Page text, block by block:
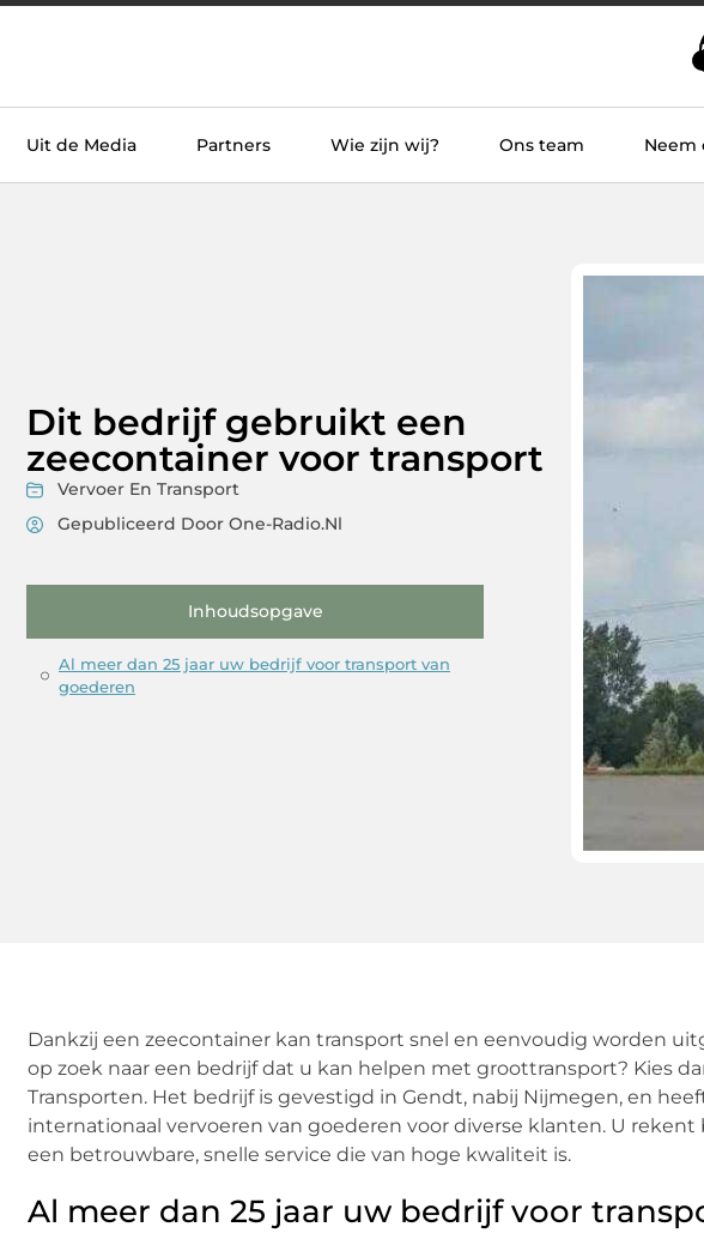
Uit de Media Partners Wie zijn wij? Ons team Neem
Dit bedrijf gebruikt een
zeecontainer voor transport
Vervoer En Transport
Gepubliceerd Door One-Radio.nl
Inhoudsopgave
Al meer dan 25 jaar uw bedrijf voor transport van
goederen
Dankzij een zeecontainer kan transport snel en eenvoudig worden
op zoek naar een bedrijf dat u kan helpen met groottransport? Kies
Transporten. Het bedrijf is gevestigd in Gendt, nabij Nijmegen, en
internationaal vervoeren van goederen voor diverse klanten. U
een betrouwbare, snelle service die van hoge kwaliteit is.
Al meer dan 25 jaar uw bedrijf voor